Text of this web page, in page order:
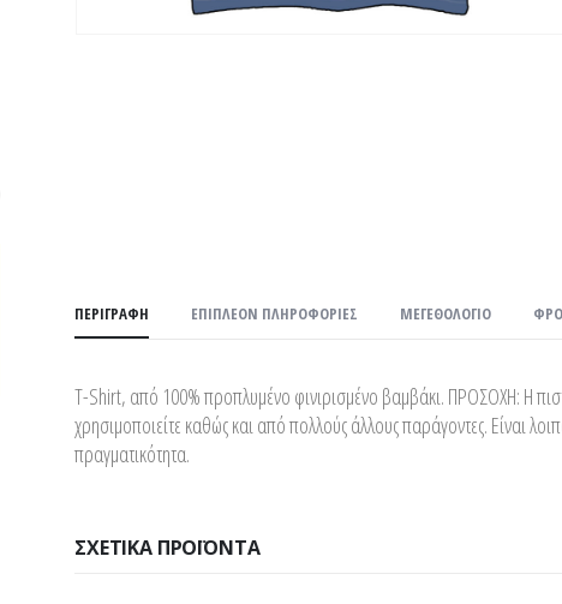
ΠΕΡΙΓΡΑΦΉ ΕΠΙΠΛΈΟΝ ΠΛΗΡΟΦΟΡΊΕΣ ΜΕΓΕΘΟΛΌΓΙΟ
T-Shirt, από 100% προπλυμένο φινιρισμένο βαμβάκι. ΠΡΟΣΟΧΗ: Η
χρησιμοποιείτε καθώς και από πολλούς άλλους παράγοντες. Είναι
πραγματικότητα.
ΣΧΕΤΙΚΆ ΠΡΟΪΌΝΤΑ